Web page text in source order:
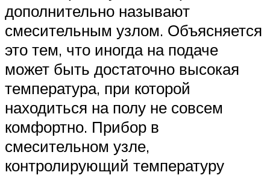
дополнительно называют
смесительным узлом. Объясняется
это тем, что иногда на подаче
может быть достаточно высокая
температура, при которой
находиться на полу не совсем
комфортно. Прибор в
смесительном узле,
контролирующий температуру